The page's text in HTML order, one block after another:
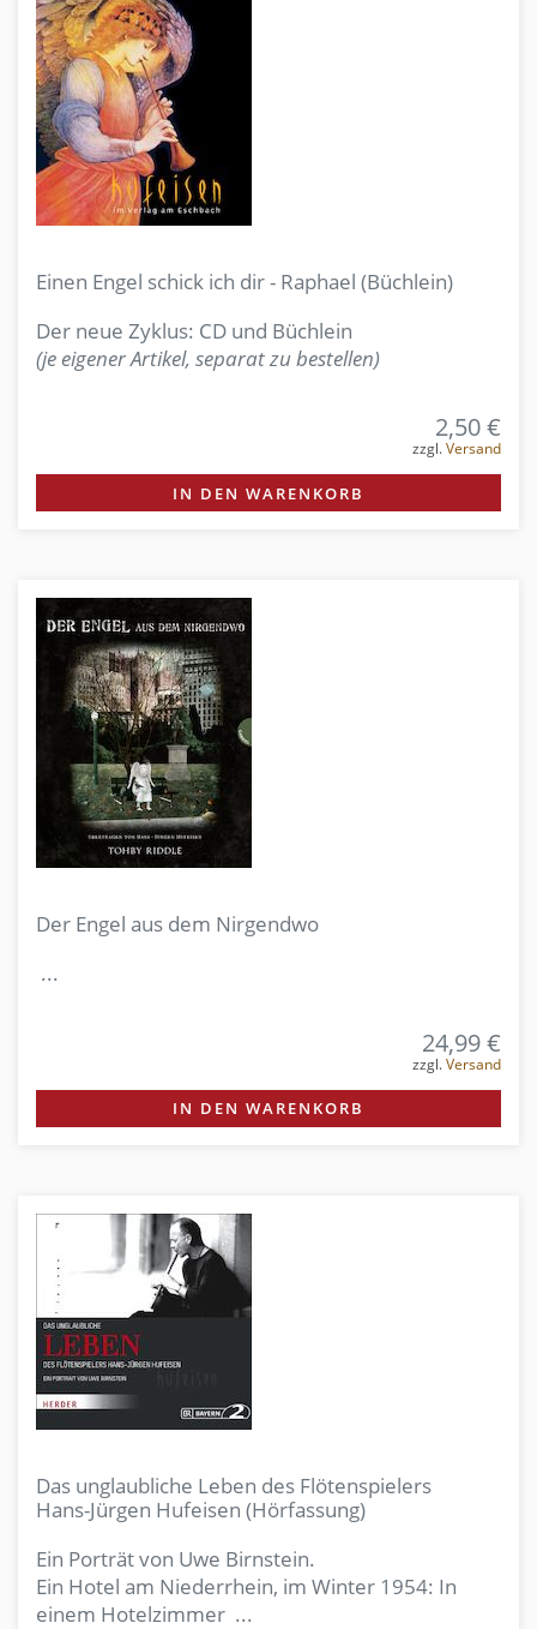
Einen Engel schick ich dir - Raphael (Büchlein)
Der neue Zyklus: CD und Büchlein
(je eigener Artikel, separat zu bestellen)
2,50 €
zzgl.Versand
IN DEN WARENKORB
Der Engel aus dem Nirgendwo
...
24,99 €
zzgl.Versand
IN DEN WARENKORB
Das unglaubliche Leben des Flötenspielers
Hans-Jürgen Hufeisen (Hörfassung)
Ein Porträt von Uwe Birnstein.
Ein Hotel am Niederrhein, im Winter 1954: In
einem Hotelzimmer ...